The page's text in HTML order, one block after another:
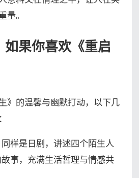
量。
如果你喜欢《重启
》的温馨与幽默打动，以下几
同样是日剧，讲述四个陌生人
事，充满生活哲理与情感共